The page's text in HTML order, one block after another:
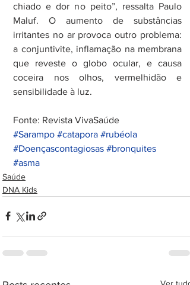
chiado e dor no peito”, ressalta Paulo
Maluf. O aumento de substâncias
irritantes no ar provoca outro problema:
a conjuntivite, inflamação na membrana
que reveste o globo ocular, e causa
coceira nos olhos, vermelhidão e
sensibilidade à luz.
Fonte: Revista VivaSaúde
#Sarampo #catapora #rubéola
#Doençascontagiosas #bronquites
#asma
Saúde
DNA Kids